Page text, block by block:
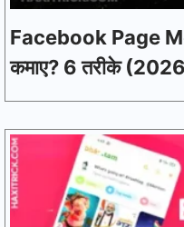
Facebook Page
कमाए? 6 तरीके